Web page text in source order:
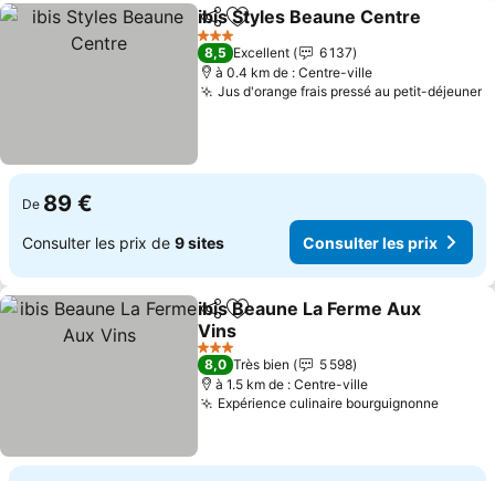
PartagerAjouter à mes favoris
ibis Styles Beaune Centre
3 Étoiles
8,5 Excellent
6 137
à 0.4 km de : Centre-ville
Jus d'orange frais pressé au petit-déjeuner
De 89 €
Consulter les prix de 9 sites Consulter les prix
PartagerAjouter à mes favoris
ibis Beaune La Ferme Aux
Vins
Consulter les prix
3 Étoiles
8,0 Très bien
5 598
à 1.5 km de : Centre-ville
Expérience culinaire bourguignonne